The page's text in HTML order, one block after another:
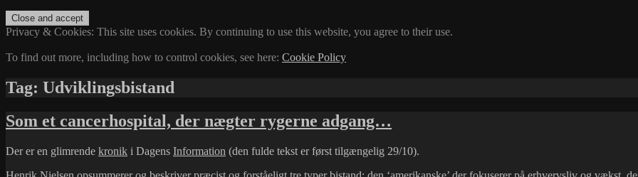
Privacy & Cookies: This site uses cookies. By continuing to use this website, you agree to their use.
To find out more, including how to control cookies, see here: Cookie Policy
Tag: Udviklingsbistand
Som et cancerhospital, der nægter rygerne adgang…
Der er en glimrende kronik i Dagens Information (den fulde tekst er først tilgængelig 29/10).